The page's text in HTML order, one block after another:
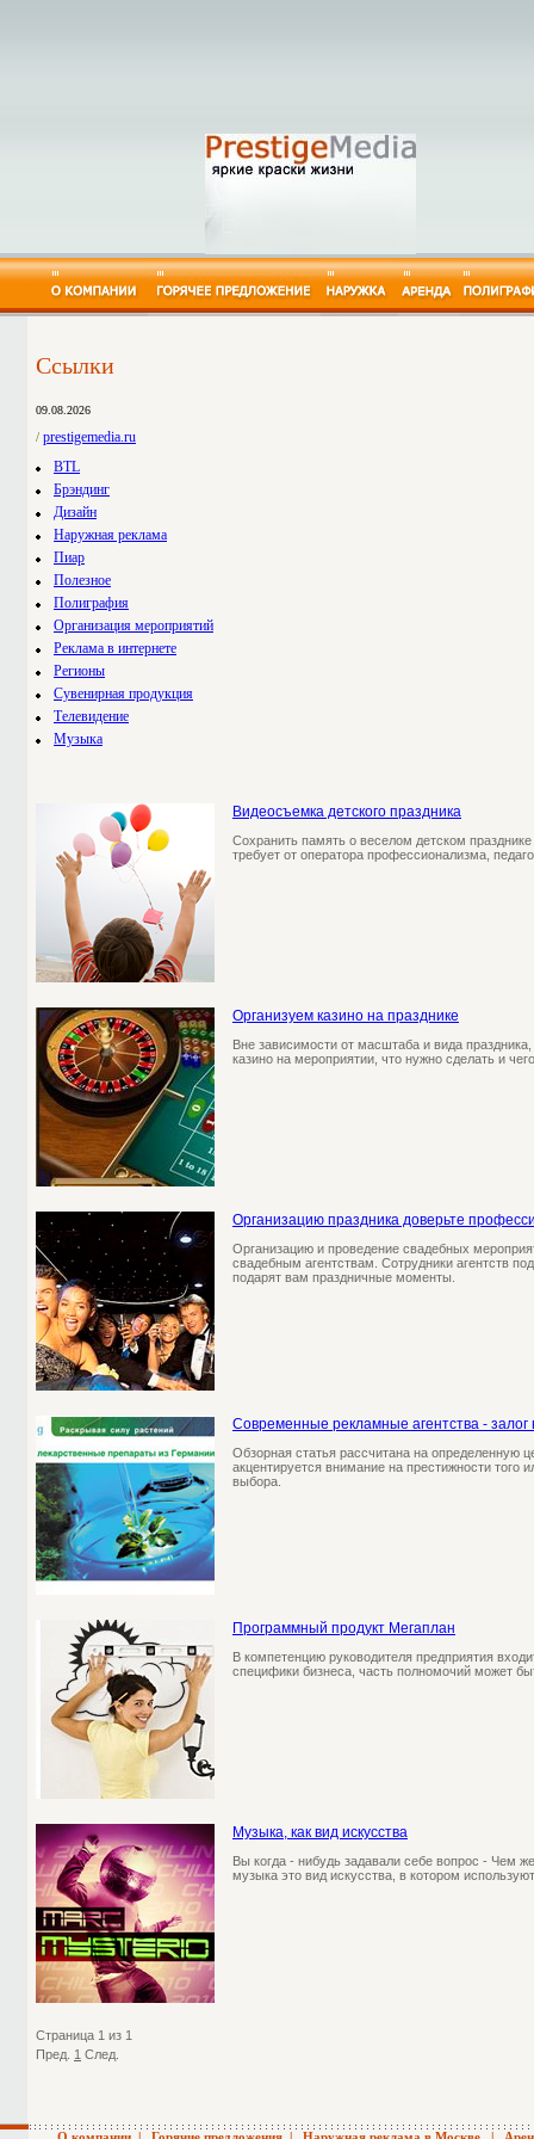
Штендеры в Москве
Оформление фасадов зданий в
Перетяжки - Транспаранты/
Торговое оборудование в Москве
Плоттерная резка в Москве
Услуги регистрации наружной
СВЕТОВЫЕ УКАЗАТЕЛИ в Москве
Аренда перетяжек
Аренда рекламных
Двухсторонняя
Двухсторонняя
Плакат
Ссылки
09.08.2026
/ prestigemedia.ru
BTL
Брэндинг
Дизайн
Наружная реклама
Пиар
Полезное
Полиграфия
Организация мероприятий
Реклама в интернете
Регионы
Сувенирная продукция
Телевидение
Музыка
Видеосъемка детского праздника
Сохранить память о веселом детском
требует от оператора профессионализма,
Организуем казино на празднике
Вне зависимости от масштаба и вида
казино на мероприятии, что нужно сделать и
Организацию праздника доверьте
Организацию и проведение свадебных
свадебным агентствам. Сотрудники агентств
подарят вам праздничные моменты.
Современные рекламные агентства - залог
Обзорная статья рассчитана на определенную
акцентируется внимание на престижности того
выбора.
Программный продукт Мегаплан
В компетенцию руководителя предприятия
специфики бизнеса, часть полномочий может
Музыка, как вид искусства
Вы когда - нибудь задавали себе вопрос - Чем
музыка это вид искусства, в котором
Страница 1 из 1
Пред. 1 След.